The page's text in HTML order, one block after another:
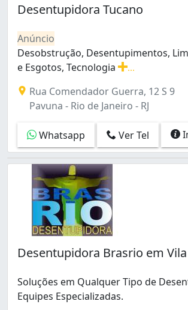
Cacuia (1)
Campo Grande (7)
Cascadura (6)
Catumbi (1)
Centro (8)
Cidade de Deus (1)
Cocotá (1)
Curicica (1)
Encantado (3)
Engenho da Rainha (2)
Engenho de Dentro (3)
Estácio (2)
Flamengo (1)
Glória (5)
Grajaú (2)
Guaratiba (2)
Inhaúma (4)
Inhoaíba (1)
Desentupidora Tucano
Anúncio
Desobstrução, Desentupimentos,
e Esgotos, Tecnologia
Rua Comendador Guerra, 12 S 9
Pavuna - Rio de Janeiro - RJ
Whatsapp Ver Tel
Desentupidora Brasrio em
Soluções em Qualquer Tipo de
Equipes Especializadas.